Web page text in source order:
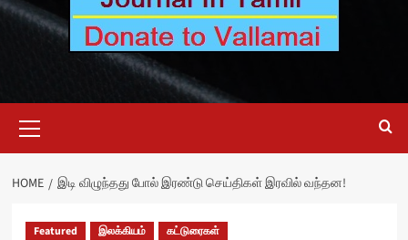
Menu
HOME இடி விழுந்தது போல் இரண்டு செய்திகள் இரவில் வந்தன!
Featured இலக்கியம் கட்டுரைகள்